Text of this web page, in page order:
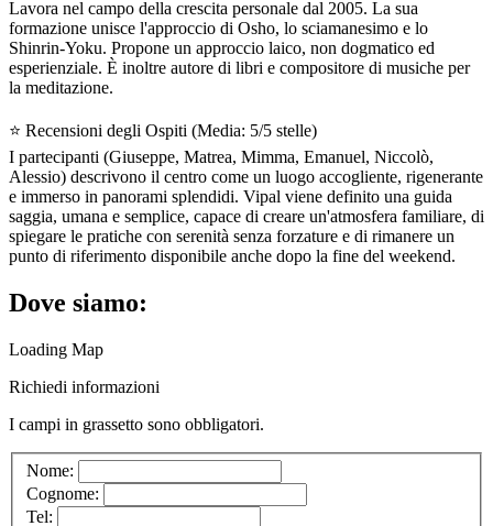
Lavora nel campo della crescita personale dal 2005. La sua
formazione unisce l'approccio di Osho, lo sciamanesimo e lo
Shinrin-Yoku. Propone un approccio laico, non dogmatico ed
esperienziale. È inoltre autore di libri e compositore di musiche per
la meditazione.
⭐ Recensioni degli Ospiti (Media: 5/5 stelle)
I partecipanti (Giuseppe, Matrea, Mimma, Emanuel, Niccolò,
Alessio) descrivono il centro come un luogo accogliente, rigenerante
e immerso in panorami splendidi. Vipal viene definito una guida
saggia, umana e semplice, capace di creare un'atmosfera familiare, di
spiegare le pratiche con serenità senza forzature e di rimanere un
punto di riferimento disponibile anche dopo la fine del weekend.
Dove siamo:
Loading Map
Richiedi informazioni
I campi in grassetto sono obbligatori.
Nome:
Cognome:
Tel: